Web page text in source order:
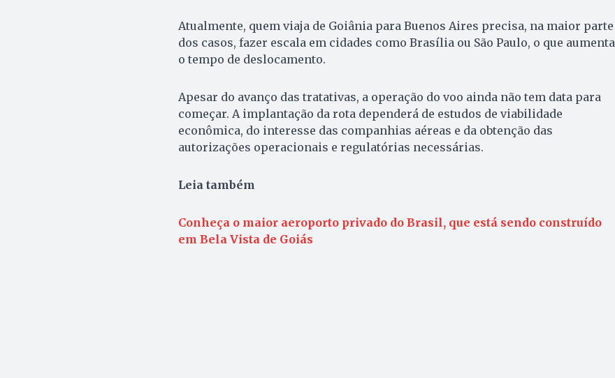
Atualmente, quem viaja de Goiânia para Buenos Aires precisa, na maior parte
dos casos, fazer escala em cidades como Brasília ou São Paulo, o que aumenta
o tempo de deslocamento.
Apesar do avanço das tratativas, a operação do voo ainda não tem data para
começar. A implantação da rota dependerá de estudos de viabilidade
econômica, do interesse das companhias aéreas e da obtenção das
autorizações operacionais e regulatórias necessárias.
Leia também
Conheça o maior aeroporto privado do Brasil, que está sendo construído
em Bela Vista de Goiás